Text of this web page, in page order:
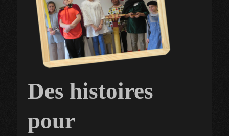
Des histoires
pour